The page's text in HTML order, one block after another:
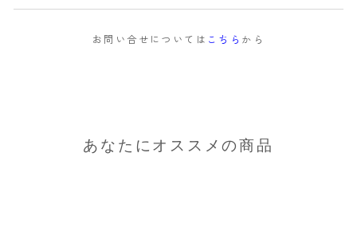
お問い合せについては こちら から
あなたにオススメの商品